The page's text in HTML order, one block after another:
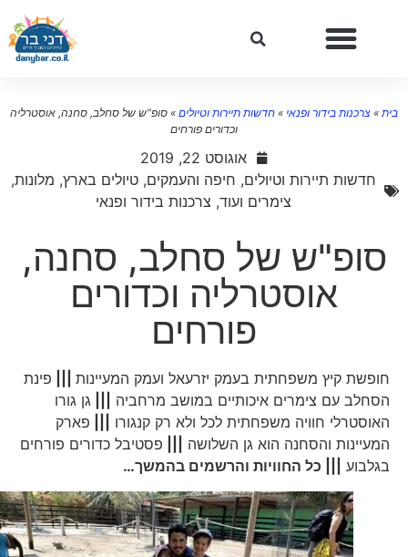
»צרכנות בידור ופנאי»חדשות תיירות וטיולים»סופ"ש של סחלב, סחנה, אוסטרליה
וכדורים פורחים
אוגוסט 22, 2019
חדשות תיירות וטיולים,חיפה והעמקים,טיולים בארץ,מלונות,
צימרים ועוד,צרכנות בידור ופנאי
סופ"ש של סחלב, סחנה,
אוסטרליה וכדורים
פורחים
חופשת קיץ משפחתית בעמק יזרעאל ועמק המעיינות|||
פינת
הסחלב עם צימרים איכותיים במושב מרחביה|||
גן גורו
האוסטרלי חוויה משפחתית לכל ולא רק קנגורו|||
פארק
המעיינות והסחנה הוא גן השלושה|||
פסטיבל כדורים פורחים
בגלבוע||| כל החוויות והרשמים בהמשך…